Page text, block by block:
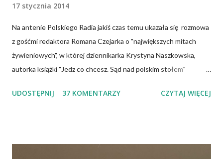
17 stycznia 2014
Na antenie Polskiego Radia jakiś czas temu ukazała się rozmowa
z gośćmi redaktora Romana Czejarka o "największych mitach
żywieniowych", w której dziennikarka Krystyna Naszkowska,
autorka książki "Jedz co chcesz. Sąd nad polskim stołem"
na temat żywności, często nie przedostaje się do opinii
UDOSTĘPNIJ 37 KOMENTARZY CZYTAJ WIĘCEJ